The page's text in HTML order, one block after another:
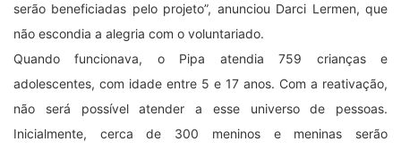
serão beneficiadas pelo projeto”, anunciou Darci Lermen, que
não escondia a alegria com o voluntariado.
Quando funcionava, o Pipa atendia 759 crianças e
adolescentes, com idade entre 5 e 17 anos. Com a reativação,
não será possível atender a esse universo de pessoas.
Inicialmente, cerca de 300 meninos e meninas serão